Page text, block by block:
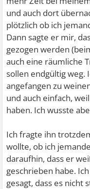
und auch dort
plötzlich ob ich
Dann sagte er mir,
gezogen werden
auch eine räumliche
sollen endgültig weg.
angefangen zu
und auch einfach,
haben. Ich wusste
Ich fragte ihn
wollte, ob ich
daraufhin, dass er
geschrieben habe.
gesagt, dass es nicht